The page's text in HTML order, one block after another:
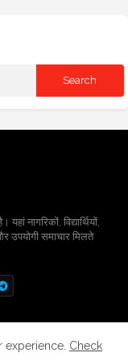
नागरिकों, विद्यार्थियों,
उपयोगी समाचार मिलते
Privacy Policy
experience. Check